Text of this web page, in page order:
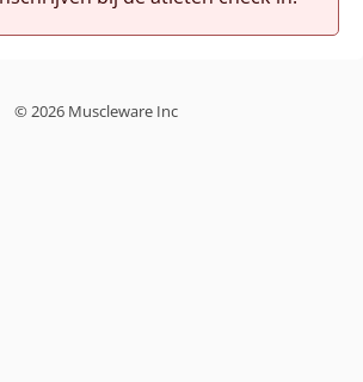
© 2026 Muscleware Inc